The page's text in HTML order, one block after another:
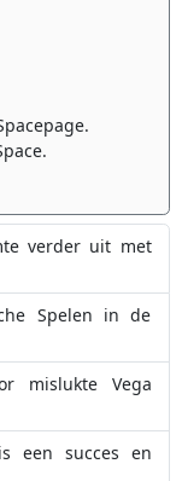
verder uit met
Spelen in de
mislukte Vega
een succes en